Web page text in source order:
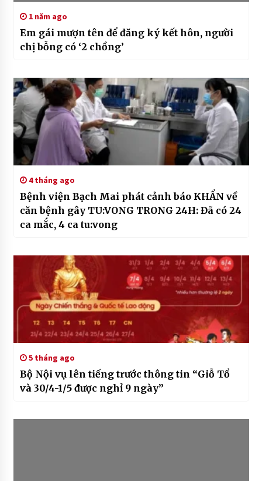
1 năm ago
Em gái mượn tên để đăng ký kết hôn, người
chị bỗng có ‘2 chồng’
4 tháng ago
Bệnh viện Bạch Mai phát cảnh báo KHẨN về
căn bệnh gây TU:VONG TRONG 24H: Đã có 24
ca mắc, 4 ca tu:vong
5 tháng ago
Bộ Nội vụ lên tiếng trước thông tin “Giỗ Tổ
và 30/4-1/5 được nghỉ 9 ngày”